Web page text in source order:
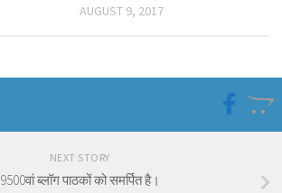
AUGUST 9, 2017
NEXT STORY
9500वां ब्लॉग पाठकों को समर्पित है।